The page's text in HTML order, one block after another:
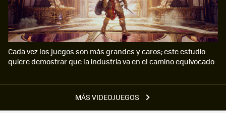
MÁS VIDEOJUEGOS
Cada vez los juegos son más grandes y caros; este estudio
quiere demostrar que la industria va en el camino equivocado